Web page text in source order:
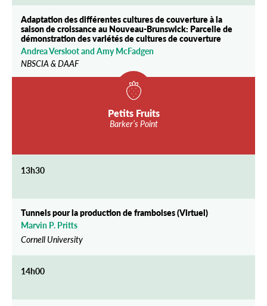
Adaptation des différentes cultures de couverture à la
saison de croissance au Nouveau-Brunswick: Parcelle de
démonstration des variétés de cultures de couverture
Andrea Versloot and Amy McFadgen
NBSCIA & DAAF
Petits Fruits
Barker’s Point
13h30
Tunnels pour la production de framboises (Virtuel)
Marvin P. Pritts
Cornell University
14h00